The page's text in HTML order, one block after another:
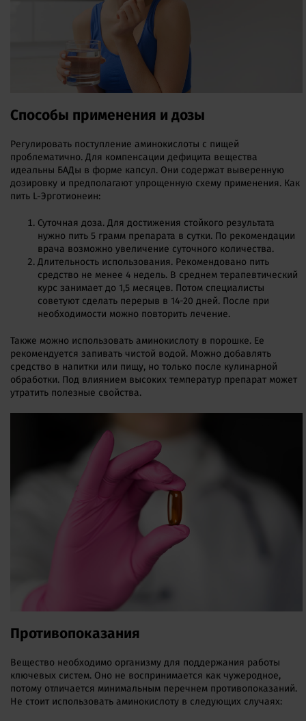
Способы применения и дозы
Регулировать поступление аминокислоты с пищей
проблематично. Для компенсации дефицита вещества
идеальны БАДы в форме капсул. Они содержат выверенную
дозировку и предполагают упрощенную схему применения. Как
пить L-Эрготионеин:
Суточная доза. Для достижения стойкого результата
нужно пить 5 грамм препарата в сутки. По рекомендации
врача возможно увеличение суточного количества.
Длительность использования. Рекомендовано пить
средство не менее 4 недель. В среднем терапевтический
курс занимает до 1,5 месяцев. Потом специалисты
советуют сделать перерыв в 14-20 дней. После при
необходимости можно повторить лечение.
Также можно использовать аминокислоту в порошке. Ее
рекомендуется запивать чистой водой. Можно добавлять
средство в напитки или пищу, но только после кулинарной
обработки. Под влиянием высоких температур препарат может
утратить полезные свойства.
Противопоказания
Вещество необходимо организму для поддержания работы
ключевых систем. Оно не воспринимается как чужеродное,
потому отличается минимальным перечнем противопоказаний.
Не стоит использовать аминокислоту в следующих случаях: